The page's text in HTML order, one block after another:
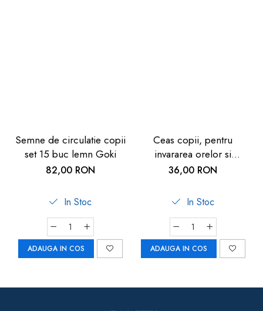
Semne de circulatie copii
set 15 buc lemn Goki
82,00 RON
In Stoc
ADAUGA IN COS
Ceas copii, pentru
invararea orelor si
minutelor, de lemn, 5
36,00 RON
In Stoc
ADAUGA IN COS